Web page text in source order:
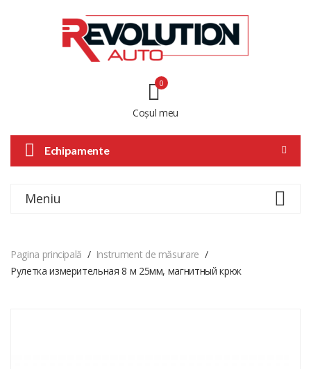
Coșul meu
0
Echipamente
Meniu
Pagina principală
Instrument de măsurare
Рулетка измерительная 8 м 25мм, магнитный крюк